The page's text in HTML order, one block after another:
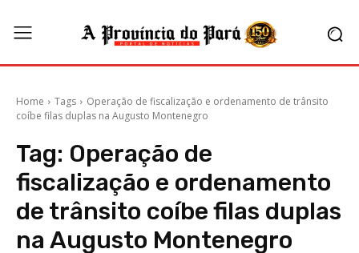
Home Tags
Operação de fiscalização e ordenamento de trânsito
coíbe filas duplas na Augusto Montenegro
Tag: Operação de
fiscalização e ordenamento
de trânsito coíbe filas duplas
na Augusto Montenegro